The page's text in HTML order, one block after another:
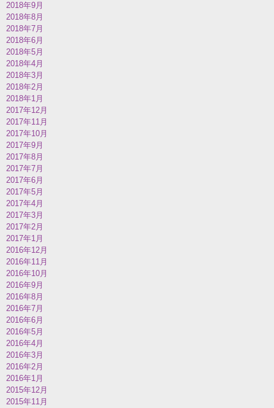
2018年9月
2018年8月
2018年7月
2018年6月
2018年5月
2018年4月
2018年3月
2018年2月
2018年1月
2017年12月
2017年11月
2017年10月
2017年9月
2017年8月
2017年7月
2017年6月
2017年5月
2017年4月
2017年3月
2017年2月
2017年1月
2016年12月
2016年11月
2016年10月
2016年9月
2016年8月
2016年7月
2016年6月
2016年5月
2016年4月
2016年3月
2016年2月
2016年1月
2015年12月
2015年11月